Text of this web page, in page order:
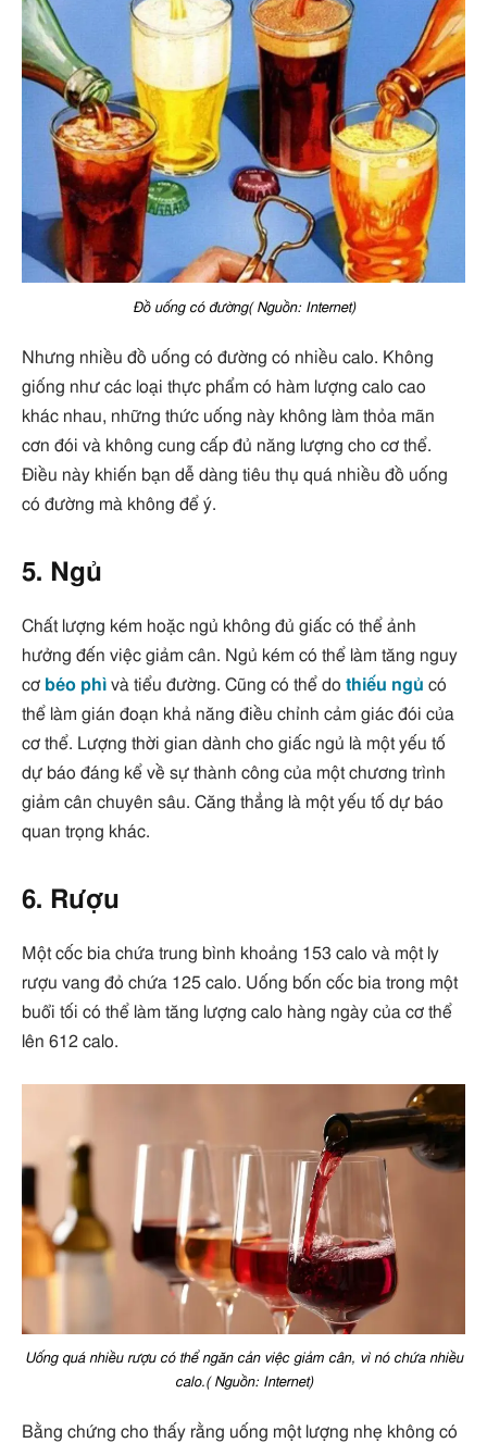
Đồ uống có đường( Nguồn: Internet)
Nhưng nhiều đồ uống có đường có nhiều calo. Không
giống như các loại thực phẩm có hàm lượng calo cao
khác nhau, những thức uống này không làm thỏa mãn
cơn đói và không cung cấp đủ năng lượng cho cơ thể.
Điều này khiến bạn dễ dàng tiêu thụ quá nhiều đồ uống
có đường mà không để ý.
5. Ngủ
Chất lượng kém hoặc ngủ không đủ giấc có thể ảnh
hưởng đến việc giảm cân. Ngủ kém có thể làm tăng nguy
cơ béo phì và tiểu đường. Cũng có thể do thiếu ngủ có
thể làm gián đoạn khả năng điều chỉnh cảm giác đói của
cơ thể. Lượng thời gian dành cho giấc ngủ là một yếu tố
dự báo đáng kể về sự thành công của một chương trình
giảm cân chuyên sâu. Căng thẳng là một yếu tố dự báo
quan trọng khác.
6. Rượu
Một cốc bia chứa trung bình khoảng 153 calo và một ly
rượu vang đỏ chứa 125 calo. Uống bốn cốc bia trong một
buổi tối có thể làm tăng lượng calo hàng ngày của cơ thể
lên 612 calo.
Uống quá nhiều rượu có thể ngăn cản việc giảm cân, vì nó chứa nhiều
calo.( Nguồn: Internet)
Bằng chứng cho thấy rằng uống một lượng nhẹ không có